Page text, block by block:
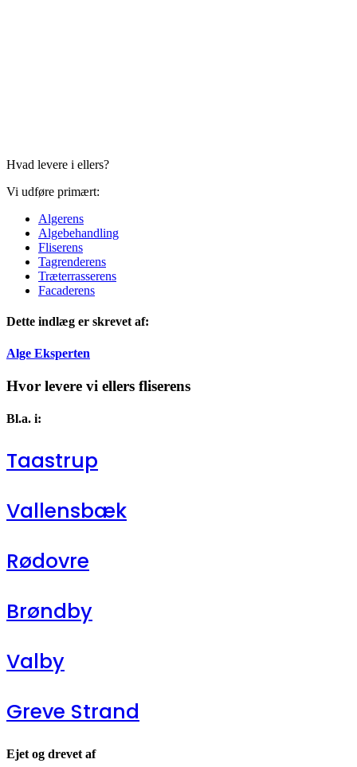
Hvad levere i ellers?
Vi udføre primært:
Algerens
Algebehandling
Fliserens
Tagrenderens
Træterrasserens
Facaderens
Dette indlæg er skrevet af:
Alge Eksperten
Hvor levere vi ellers fliserens
Bl.a. i:
Taastrup
Vallensbæk
Rødovre
Brøndby
Valby
Greve Strand
Ejet og drevet af